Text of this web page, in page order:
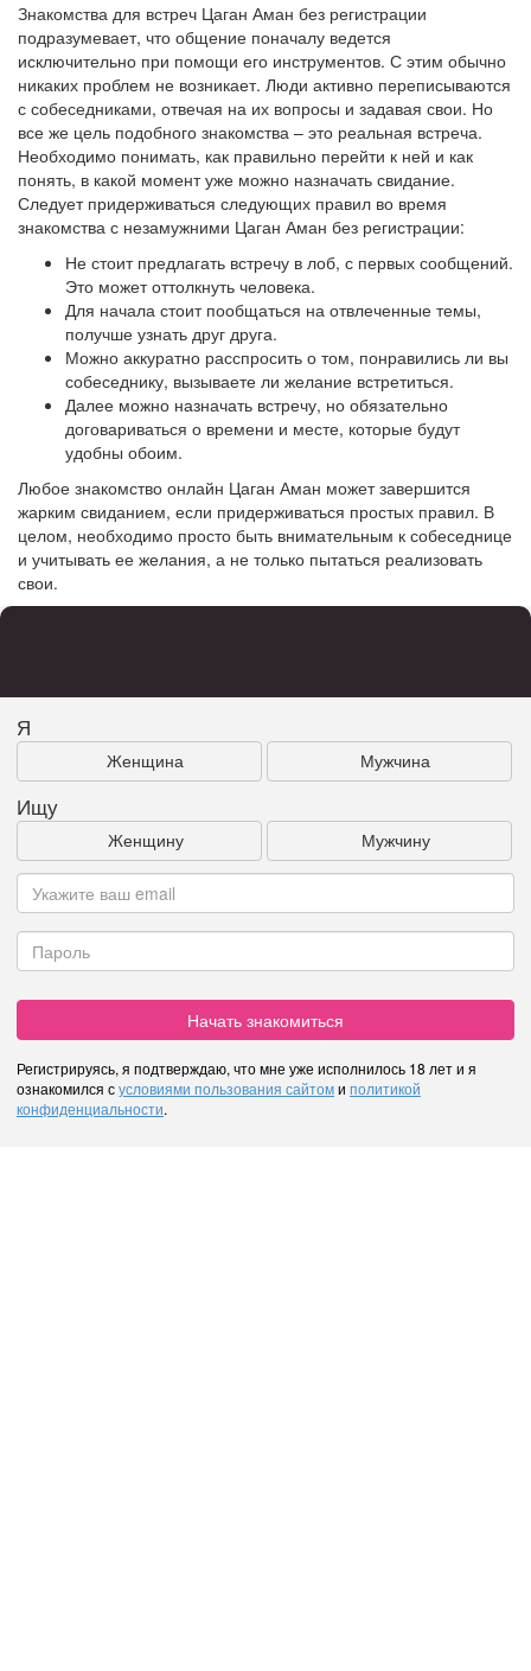
Знакомства для встреч Цаган Аман без регистрации
подразумевает, что общение поначалу ведется
исключительно при помощи его инструментов. С этим обычно
никаких проблем не возникает. Люди активно переписываются
с собеседниками, отвечая на их вопросы и задавая свои. Но
все же цель подобного знакомства – это реальная встреча.
Необходимо понимать, как правильно перейти к ней и как
понять, в какой момент уже можно назначать свидание.
Следует придерживаться следующих правил во время
знакомства с незамужними Цаган Аман без регистрации:
Не стоит предлагать встречу в лоб, с первых сообщений.
Это может оттолкнуть человека.
Для начала стоит пообщаться на отвлеченные темы,
получше узнать друг друга.
Можно аккуратно расспросить о том, понравились ли вы
собеседнику, вызываете ли желание встретиться.
Далее можно назначать встречу, но обязательно
договариваться о времени и месте, которые будут
удобны обоим.
Любое знакомство онлайн Цаган Аман может завершится
жарким свиданием, если придерживаться простых правил. В
целом, необходимо просто быть внимательным к собеседнице
и учитывать ее желания, а не только пытаться реализовать
свои.
Я
Женщина Мужчина
Ищу
Женщину Мужчину
Начать знакомиться
Регистрируясь, я подтверждаю, что мне уже исполнилось 18 лет и я
ознакомился сусловиями пользования сайтоми политикой
конфиденциальности.